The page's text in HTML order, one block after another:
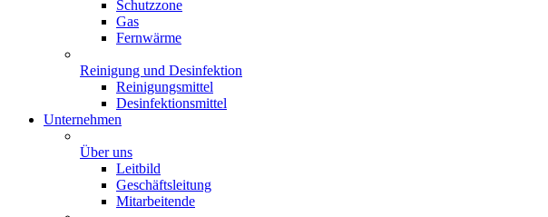
Schutzzone
Gas
Fernwärme
Reinigung und Desinfektion
Reinigungsmittel
Desinfektionsmittel
Unternehmen
Über uns
Leitbild
Geschäftsleitung
Mitarbeitende